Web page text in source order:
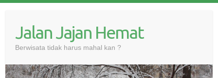
Jalan Jajan Hemat
Berwisata tidak harus mahal kan ?